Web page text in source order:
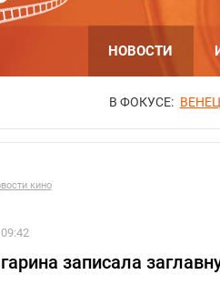
НОВОСТИ
В ФОКУСЕ:
кино
09:42
записала